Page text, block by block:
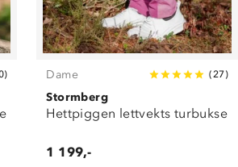
) Dame ( 27)
Stormberg
Hettpiggen lettvekts turbukse
1 199,-